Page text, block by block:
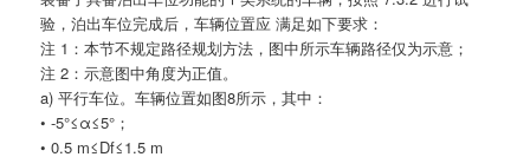
验，泊出车位完成后，车辆位置应 满足如下要求：
注 1：本节不规定路径规划方法，图中所示车辆路径仅为示意；
注 2：示意图中角度为正值。
a) 平行车位。车辆位置如图8所示，其中：
• -5°≤α≤5°；
• 0.5 m≤Df≤1.5 m